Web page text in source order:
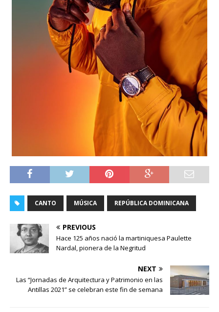
CANTO MÚSICA REPÚBLICA DOMINICANA
PREVIOUS
Hace 125 años nació la martiniquesa Paulette
Nardal, pionera de la Negritud
NEXT
Las “Jornadas de Arquitectura y Patrimonio en las
Antillas 2021” se celebran este fin de semana